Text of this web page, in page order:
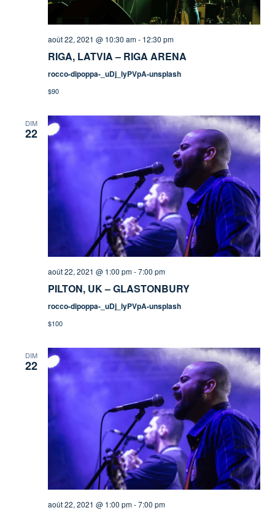
août 22, 2021 @ 10:30 am- 12:30 pm
RIGA, LATVIA – RIGA ARENA
rocco-dipoppa-_uDj_lyPVpA-unsplash
$90
DIM
22
août 22, 2021 @ 1:00 pm-7:00 pm
PILTON, UK – GLASTONBURY
rocco-dipoppa-_uDj_lyPVpA-unsplash
$100
DIM
22
août 22, 2021 @ 1:00 pm-7:00 pm